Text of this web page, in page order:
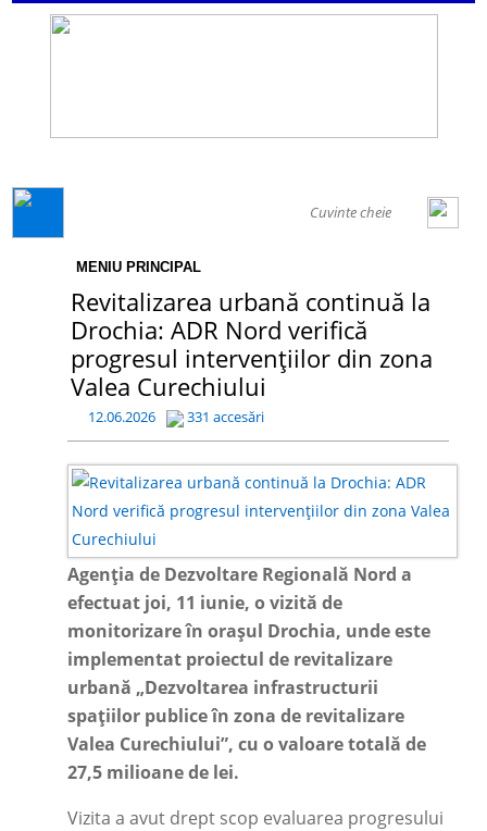
MENIU PRINCIPAL
Revitalizarea urbană continuă la
Drochia: ADR Nord verifică
progresul intervențiilor din zona
Valea Curechiului
12.06.2026 331 accesări
Agenția de Dezvoltare Regională Nord a
efectuat joi, 11 iunie, o vizită de
monitorizare în orașul Drochia, unde este
implementat proiectul de revitalizare
urbană „Dezvoltarea infrastructurii
spațiilor publice în zona de revitalizare
Valea Curechiului”, cu o valoare totală de
27,5 milioane de lei.
Vizita a avut drept scop evaluarea progresului